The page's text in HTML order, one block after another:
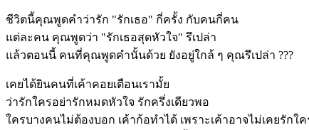
ชีวิตนี้คุณพูดคำว่ารัก "รักเธอ" กี่ครั้ง กับคนกี่คน
แต่ละคน คุณพูดว่า "รักเธอสุดหัวใจ" รึเปล่า
แล้วตอนนี้ คนที่คุณพูดคำนั้นด้วย ยังอยู่ใกล้ ๆ คุณรึเปล่า ???
เคยได้ยินคนที่เค้าคอยเตือนเรามั้ย
ว่ารักใครอย่ารักหมดหัวใจ รักครึ่งเดียวพอ
ใครบางคนไม่ต้องบอก เค้าก้อทำได้ เพราะเค้าอาจไม่เคยรักใค